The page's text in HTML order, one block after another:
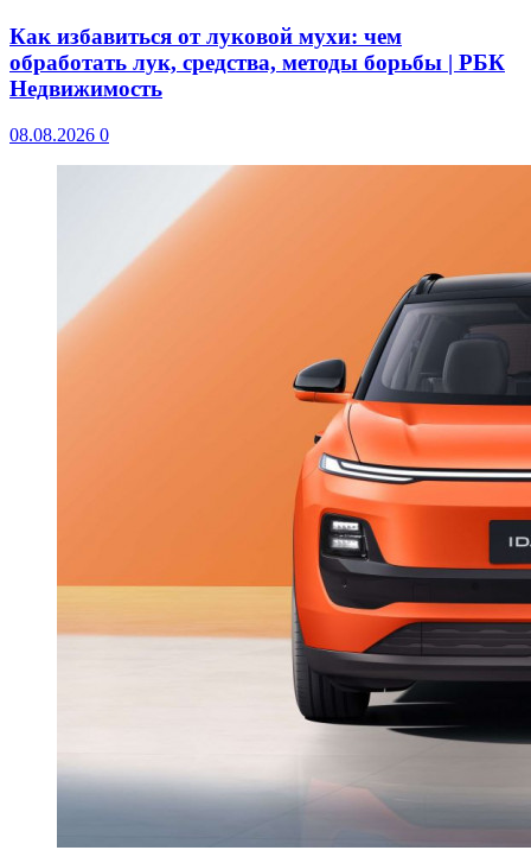
Как избавиться от луковой мухи: чем
обработать лук, средства, методы борьбы | РБК
Недвижимость
08.08.2026 0